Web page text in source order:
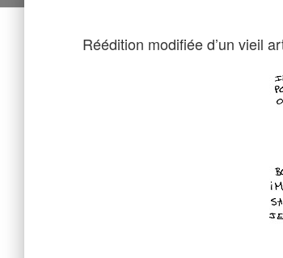
Réédition modifiée d’un vieil